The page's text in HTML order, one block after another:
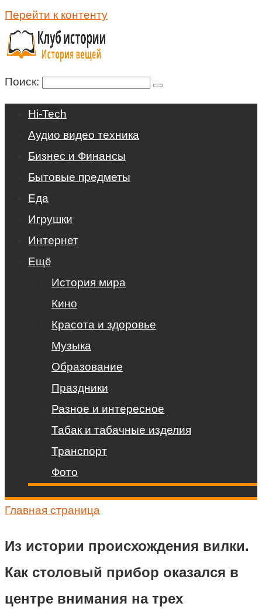
Перейти к контенту
Поиск:
Hi-Tech
Аудио видео техника
Бизнес и Финансы
Бытовые предметы
Еда
Игрушки
Интернет
Ещё
История мира
Кино
Красота и здоровье
Музыка
Образование
Праздники
Разное и интересное
Табак и табачные изделия
Транспорт
Фото
Главная страница
Из истории происхождения вилки.
Как столовый прибор оказался в
центре внимания на трех